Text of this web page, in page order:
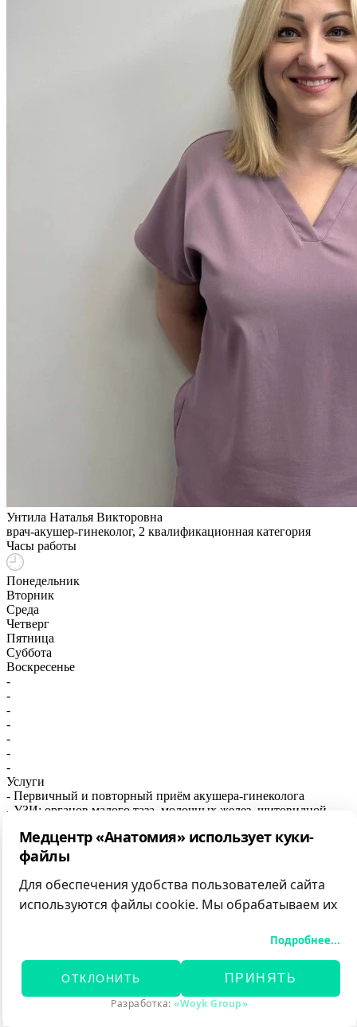
Унтила Наталья Викторовна
врач-акушер-гинеколог, 2 квалификационная категория
Часы работы
Понедельник
Вторник
Среда
Четверг
Пятница
Суббота
Воскресенье
-
-
-
-
-
-
-
Услуги
- Первичный и повторный приём акушера-гинеколога
- УЗИ: органов малого таза, молочных желез, щитовидной
- Установка и удаление внутриматочной спирали
- Кольпоскопия
ОТЗЫВЫ КЛИЕНТОВ
Добавить отзыв
Медцентр «Анатомия» использует куки-
файлы
Для обеспечения удобства пользователей сайта
используются файлы cookie. Мы обрабатываем их
Вы можете принять все файлы cookie, отклонить
необязательные или самостоятельно настроить
категории обрабатываемых данных.
Подробнее...
ПРИНЯТЬ
ОТКЛОНИТЬ
Разработка:«Woyk Group»